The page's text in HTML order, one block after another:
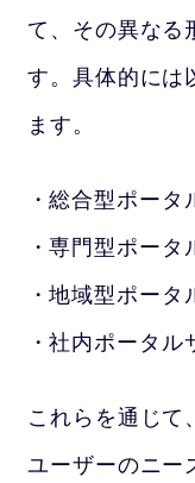
て、その異なる
す。具体的には
ます。
総合型ポータ
専門型ポータ
地域型ポータ
社内ポータル
これらを通じて
ユーザーのニー